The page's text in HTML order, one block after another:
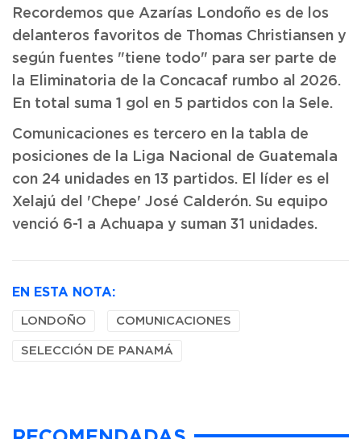
Recordemos que Azarías Londoño es de los
delanteros favoritos de Thomas Christiansen y
según fuentes "tiene todo" para ser parte de
la Eliminatoria de la Concacaf rumbo al 2026.
En total suma 1 gol en 5 partidos con la Sele.
Comunicaciones es tercero en la tabla de
posiciones de la Liga Nacional de Guatemala
con 24 unidades en 13 partidos. El líder es el
Xelajú del 'Chepe' José Calderón. Su equipo
venció 6-1 a Achuapa y suman 31 unidades.
EN ESTA NOTA:
LONDOÑO COMUNICACIONES
SELECCIÓN DE PANAMÁ